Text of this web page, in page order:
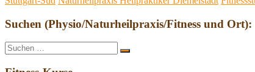
Suchen (Physio/Naturheilpraxis/Fitness und Ort):
Suche
nach:
Suchen